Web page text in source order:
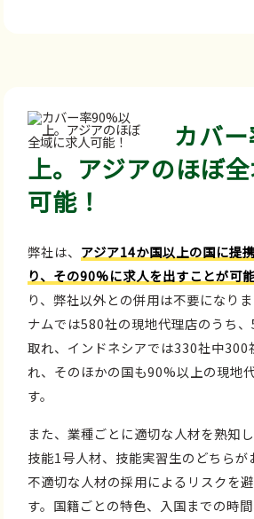
カバ
上。アジアのほぼ
可能！
弊社は、 アジア14か国以上の国に提
り、その90%に求人を出すことが可
り、弊社以外との併用は不要になり
ナムでは580社の現地代理店のうち
取れ、インドネシアでは330社中300
れ、そのほかの国も90%以上の現地
す。
また、業種ごとに適切な人材を熟知
技能1号人材、技能実習生のどちらが
不適切な人材の採用によるリスクを
す。国籍ごとの特色、入国までの時